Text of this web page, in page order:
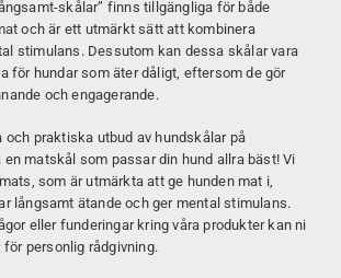
skålar” finns tillgängliga för både
och är ett utmärkt sätt att kombinera
stimulans. Dessutom kan dessa skålar vara
för hundar som äter dåligt, eftersom de gör
och engagerande.
och praktiska utbud av hundskålar på
en matskål som passar din hund allra bäst! Vi
som är utmärkta att ge hunden mat i,
långsamt ätande och ger mental stimulans.
eller funderingar kring våra produkter kan ni
personlig rådgivning.